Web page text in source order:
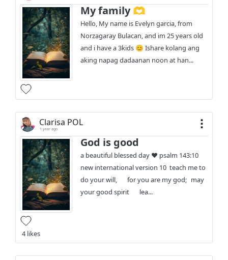
My family 🫶
Hello, My name is Evelyn garcia, from
Norzagaray Bulacan, and im 25 years old
and i have a 3kids 😊 Ishare kolang ang
aking napag dadaanan noon at han...
Clarisa POL
1 year ago
God is good
a beautiful blessed day ❤️ psalm 143:10
new international version 10 teach me to
do your will, for you are my god; may
your good spirit lea...
4 likes